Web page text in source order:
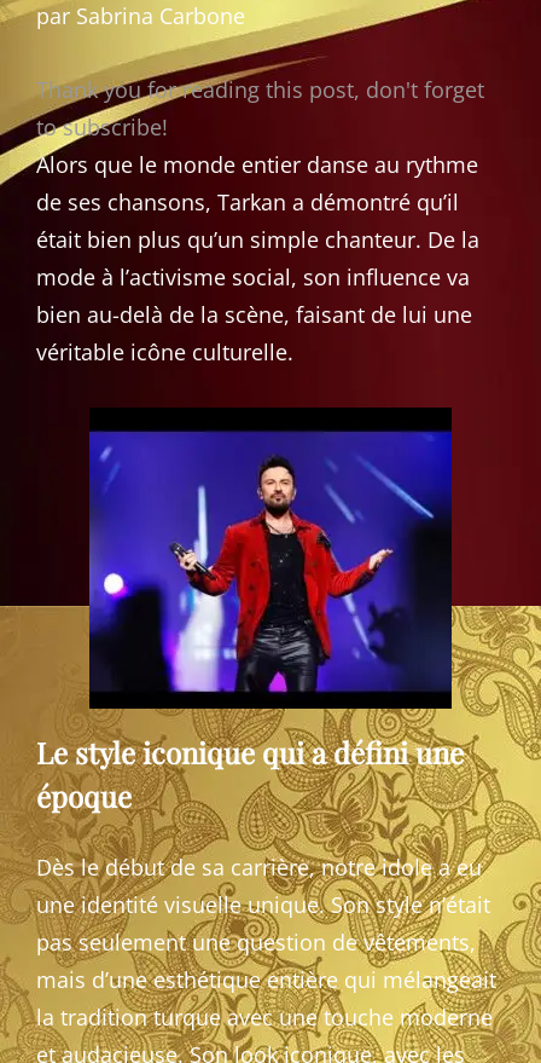
par Sabrina Carbone
Thank you for reading this post, don't forget
to subscribe!
Alors que le monde entier danse au rythme
de ses chansons, Tarkan a démontré qu’il
était bien plus qu’un simple chanteur. De la
mode à l’activisme social, son influence va
bien au-delà de la scène, faisant de lui une
véritable icône culturelle.
Le style iconique qui a défini une
époque
Dès le début de sa carrière, notre idole a eu
une identité visuelle unique. Son style n’était
pas seulement une question de vêtements,
mais d’une esthétique entière qui mélangeait
la tradition turque avec une touche moderne
et audacieuse. Son look iconique, avec les